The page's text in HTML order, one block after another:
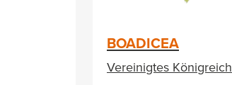
BOADICEA
Vereinigtes Königreich